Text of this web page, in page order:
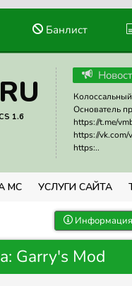
Банлист
RU
1.6
Основатель
https://t.me/
https://vk.com/
https:..
МС УСЛУГИ САЙТА
Garry's Mod